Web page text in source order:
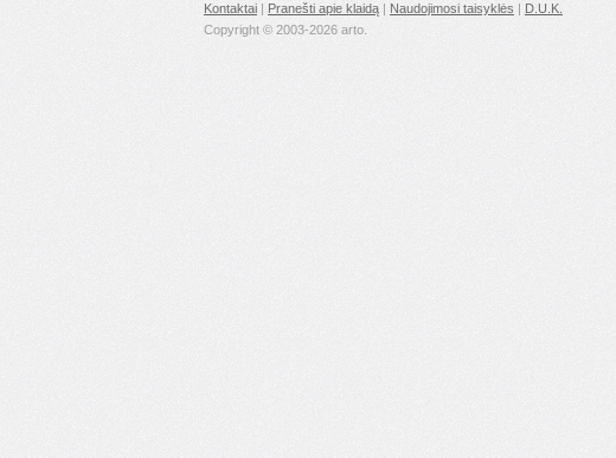
Kontaktai | Pranešti apie klaidą | Naudojimosi taisyklės | D.U.K.
Copyright © 2003-2026 arto.